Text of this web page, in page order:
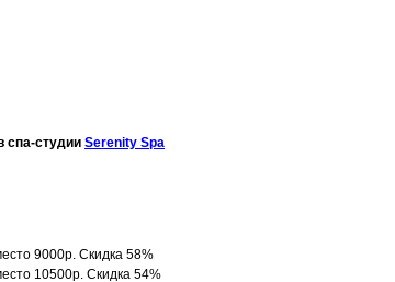
спа-студии Serenity Spa
9000р. Скидка 58%
10500р. Скидка 54%